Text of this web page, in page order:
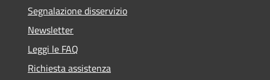
Segnalazione disservizio
Newsletter
Leggi le FAQ
Richiesta assistenza